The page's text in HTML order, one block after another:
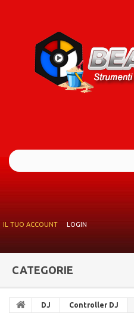
IL TUO ACCOUNT
LOGIN
CATEGORIE
DJ Controller DJ